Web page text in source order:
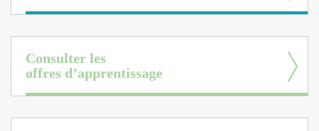
Consulter les
offres d’apprentissage